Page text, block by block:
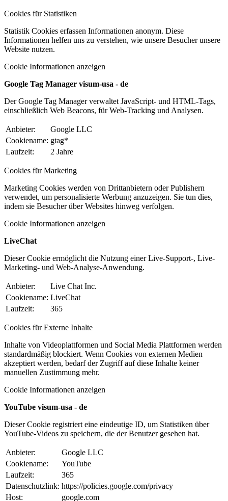
Cookies für Statistiken
Statistik Cookies erfassen Informationen anonym. Diese
Informationen helfen uns zu verstehen, wie unsere Besucher unsere
Website nutzen.
Cookie Informationen anzeigen
Google Tag Manager visum-usa - de
Der Google Tag Manager verwaltet JavaScript- und HTML-Tags,
einschließlich Web Beacons, für Web-Tracking und Analysen.
Anbieter:
Google LLC
Cookiename: gtag*
Laufzeit:
2 Jahre
Cookies für Marketing
Marketing Cookies werden von Drittanbietern oder Publishern
verwendet, um personalisierte Werbung anzuzeigen. Sie tun dies,
indem sie Besucher über Websites hinweg verfolgen.
Cookie Informationen anzeigen
LiveChat
Dieser Cookie ermöglicht die Nutzung einer Live-Support-, Live-
Marketing- und Web-Analyse-Anwendung.
Anbieter:
Live Chat Inc.
Cookiename: LiveChat
Laufzeit:
365
Cookies für Externe Inhalte
Inhalte von Videoplattformen und Social Media Plattformen werden
standardmäßig blockiert. Wenn Cookies von externen Medien
akzeptiert werden, bedarf der Zugriff auf diese Inhalte keiner
manuellen Zustimmung mehr.
Cookie Informationen anzeigen
YouTube visum-usa - de
Dieser Cookie registriert eine eindeutige ID, um Statistiken über
YouTube-Videos zu speichern, die der Benutzer gesehen hat.
Anbieter:
Google LLC
Cookiename:
YouTube
Laufzeit:
365
Datenschutzlink: https://policies.google.com/privacy
Host:
google.com